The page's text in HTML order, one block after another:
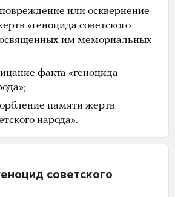
или осквернение
«геноцида советского
им мемориальных
факта «геноцида
памяти жертв
народа».
советского